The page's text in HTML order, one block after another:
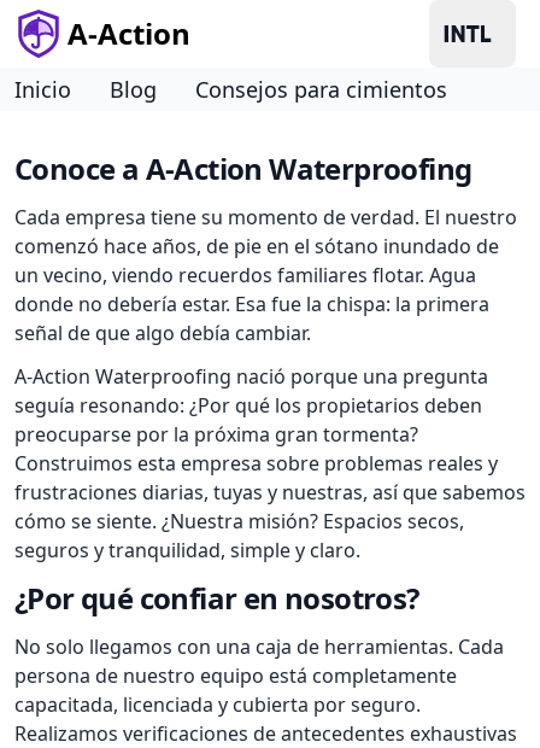
A-Action
Inicio Blog Consejos para cimientos
Conoce a A-Action Waterproofing
Cada empresa tiene su momento de verdad. El nuestro
comenzó hace años, de pie en el sótano inundado de
un vecino, viendo recuerdos familiares flotar. Agua
donde no debería estar. Esa fue la chispa: la primera
señal de que algo debía cambiar.
A-Action Waterproofing nació porque una pregunta
seguía resonando: ¿Por qué los propietarios deben
preocuparse por la próxima gran tormenta?
Construimos esta empresa sobre problemas reales y
frustraciones diarias, tuyas y nuestras, así que sabemos
cómo se siente. ¿Nuestra misión? Espacios secos,
seguros y tranquilidad, simple y claro.
¿Por qué confiar en nosotros?
No solo llegamos con una caja de herramientas. Cada
persona de nuestro equipo está completamente
capacitada, licenciada y cubierta por seguro.
Realizamos verificaciones de antecedentes exhaustivas